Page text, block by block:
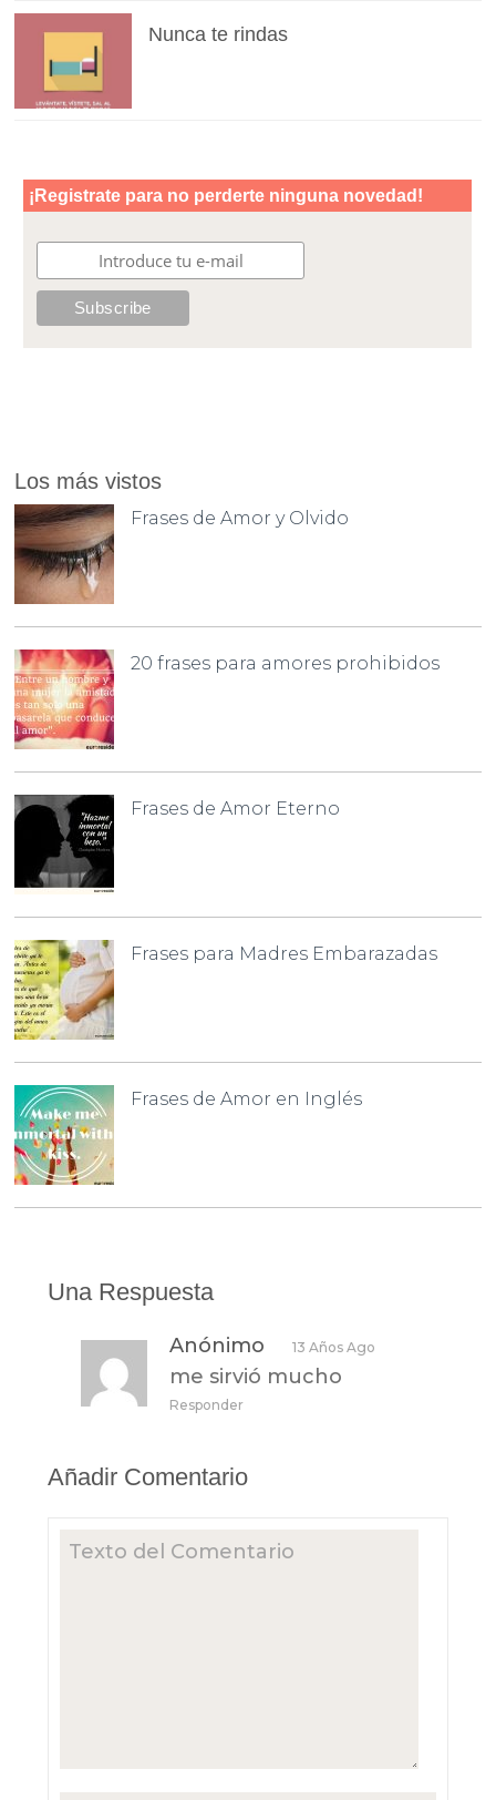
Nunca te rindas
Los más vistos
Frases de Amor y Olvido
20 frases para amores prohibidos
Frases de Amor Eterno
Frases para Madres Embarazadas
Frases de Amor en Inglés
Una Respuesta
Anónimo 13 Años Ago
me sirvió mucho
Responder
Añadir Comentario